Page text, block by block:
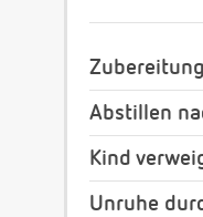
Abstillen
Kind
Unruhe